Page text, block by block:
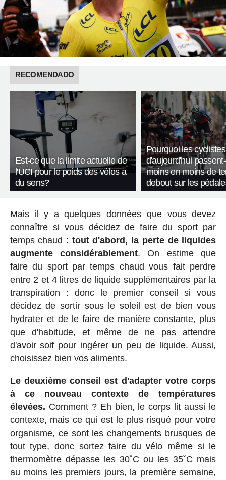
RECOMENDADO
Est-ce que la limite actuelle de
l'UCI pour le poids des vélos a
du sens?
Pourquoi les cyclistes
d'aujourd'hui
moins en moins de
debout sur les
Mais il y a quelques données que vous devez
connaître si vous décidez de faire du sport par
temps chaud : tout d'abord, la perte de liquides
augmente considérablement. On estime que
faire du sport par temps chaud vous fait perdre
entre 2 et 4 litres de liquide supplémentaires par la
transpiration : donc le premier conseil si vous
décidez de sortir sous le soleil est de bien vous
hydrater et de le faire de manière constante, plus
que d'habitude, et même de ne pas attendre
d'avoir soif pour ingérer un peu de liquide. Aussi,
choisissez bien vos aliments.
Le deuxième conseil est d'adapter votre corps
à ce nouveau contexte de températures
élevées. Comment ? Eh bien, le corps lit aussi le
contexte, mais ce qui est le plus risqué pour votre
organisme, ce sont les changements brusques de
tout type, donc sortez faire du vélo même si le
thermomètre dépasse les 30˚C ou les 35˚C mais
au moins les premiers jours, la première semaine,